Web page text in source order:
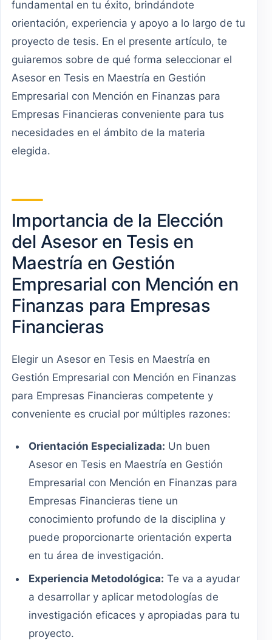
fundamental en tu éxito, brindándote
orientación, experiencia y apoyo a lo largo de tu
proyecto de tesis. En el presente artículo, te
guiaremos sobre de qué forma seleccionar el
Asesor en Tesis en Maestría en Gestión
Empresarial con Mención en Finanzas para
Empresas Financieras conveniente para tus
necesidades en el ámbito de la materia
elegida.
Importancia de la Elección
del Asesor en Tesis en
Maestría en Gestión
Empresarial con Mención en
Finanzas para Empresas
Financieras
Elegir un Asesor en Tesis en Maestría en
Gestión Empresarial con Mención en Finanzas
para Empresas Financieras competente y
conveniente es crucial por múltiples razones:
Orientación Especializada: Un buen
Asesor en Tesis en Maestría en Gestión
Empresarial con Mención en Finanzas para
Empresas Financieras tiene un
conocimiento profundo de la disciplina y
puede proporcionarte orientación experta
en tu área de investigación.
Experiencia Metodológica: Te va a ayudar
a desarrollar y aplicar metodologías de
investigación eficaces y apropiadas para tu
proyecto.